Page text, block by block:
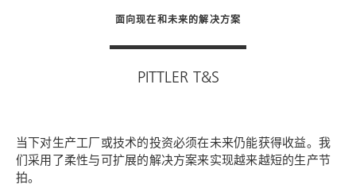
面向现在和未来的解决方案
PITTLER T&S
当下对生产工厂或技术的投资必须在未来仍能获得收益。我
们采用了柔性与可扩展的解决方案来实现越来越短的生产节
拍。